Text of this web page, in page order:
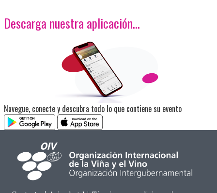
Descarga nuestra aplicación…
<p>Imagen</p>
Navegue, conecte y descubra todo lo que contiene su evento